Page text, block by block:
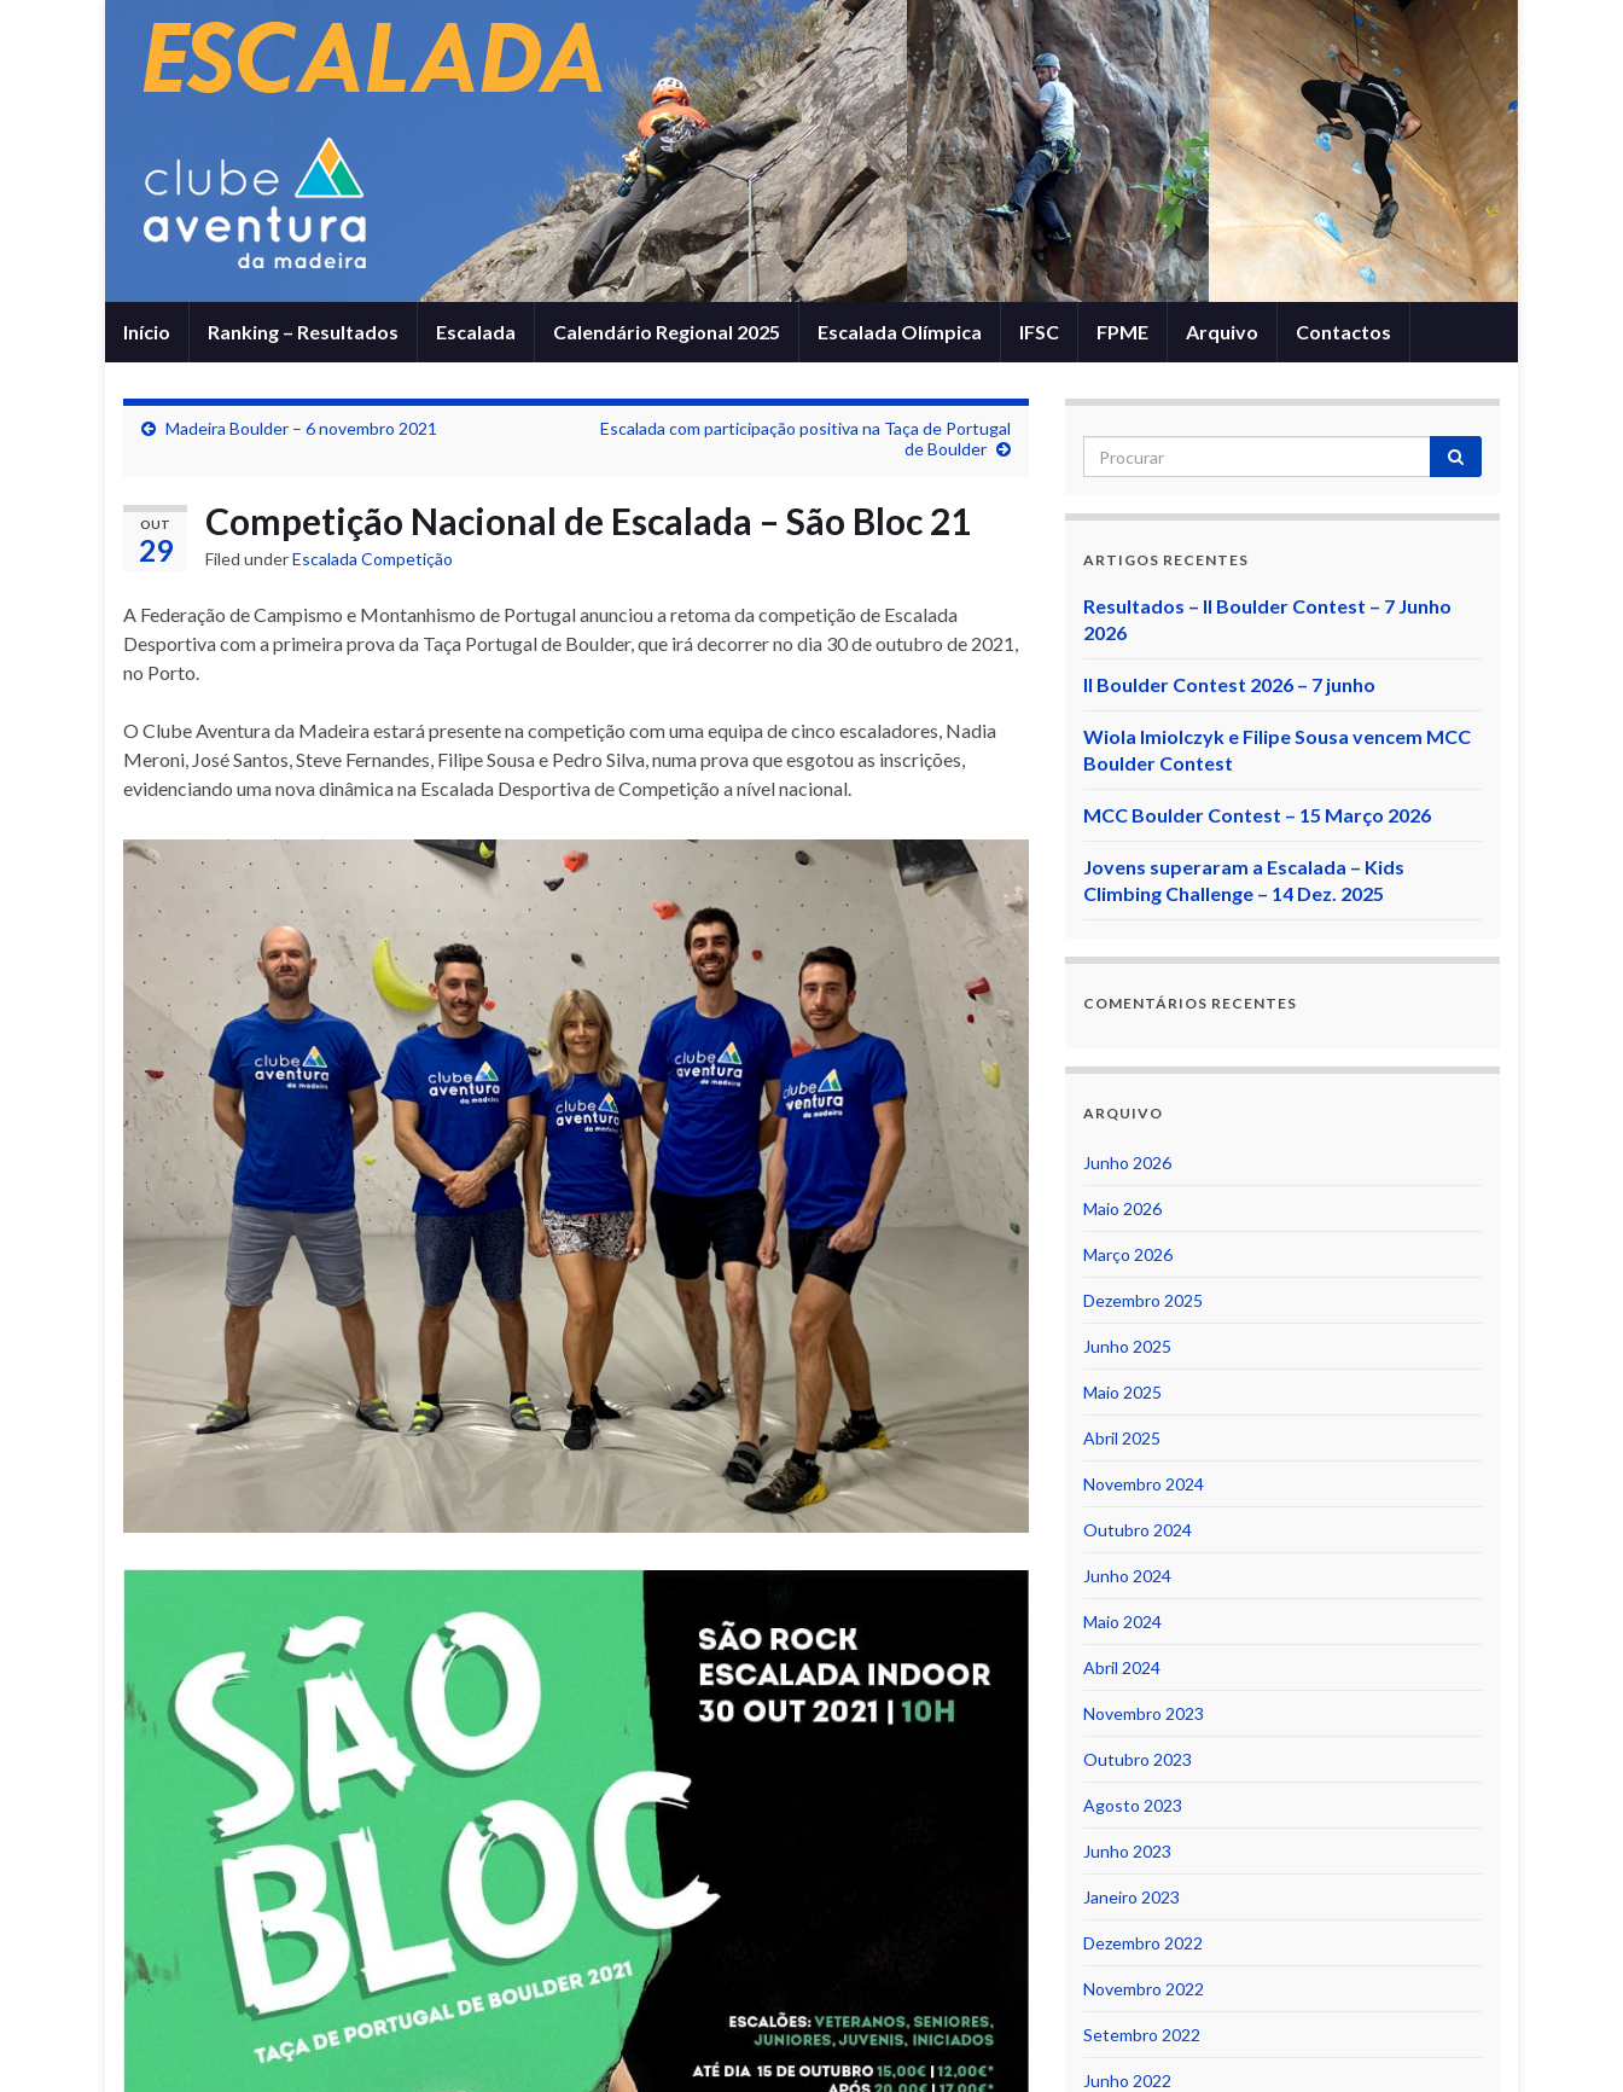
Início Ranking – Resultados Escalada Calendário Regional 2025 Escalada Olímpica IFSC FPME Arquivo Contactos
Madeira Boulder – 6 novembro 2021
Escalada com participação positiva na Taça de Portugal
de Boulder
OUT
29
Competição Nacional de Escalada – São Bloc 21
Filed underEscalada Competição
A Federação de Campismo e Montanhismo de Portugal anunciou a retoma da competição de Escalada
Desportiva com a primeira prova da Taça Portugal de Boulder, que irá decorrer no dia 30 de outubro de 2021,
no Porto.
O Clube Aventura da Madeira estará presente na competição com uma equipa de cinco escaladores, Nadia
Meroni, José Santos, Steve Fernandes, Filipe Sousa e Pedro Silva, numa prova que esgotou as inscrições,
evidenciando uma nova dinâmica na Escalada Desportiva de Competição a nível nacional.
ARTIGOS RECENTES
Resultados – II Boulder Contest – 7 Junho
2026
II Boulder Contest 2026 – 7 junho
Wiola Imiolczyk e Filipe Sousa vencem MCC
Boulder Contest
MCC Boulder Contest – 15 Março 2026
Jovens superaram a Escalada – Kids
Climbing Challenge – 14 Dez. 2025
COMENTÁRIOS RECENTES
ARQUIVO
Junho 2026
Maio 2026
Março 2026
Dezembro 2025
Junho 2025
Maio 2025
Abril 2025
Novembro 2024
Outubro 2024
Junho 2024
Maio 2024
Abril 2024
Novembro 2023
Outubro 2023
Agosto 2023
Junho 2023
Janeiro 2023
Dezembro 2022
Novembro 2022
Setembro 2022
Junho 2022